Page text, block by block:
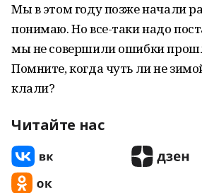
Мы в этом году позже начали
понимаю. Но все-таки надо
мы не совершили ошибки
Помните, когда чуть ли не
клали?
Читайте нас